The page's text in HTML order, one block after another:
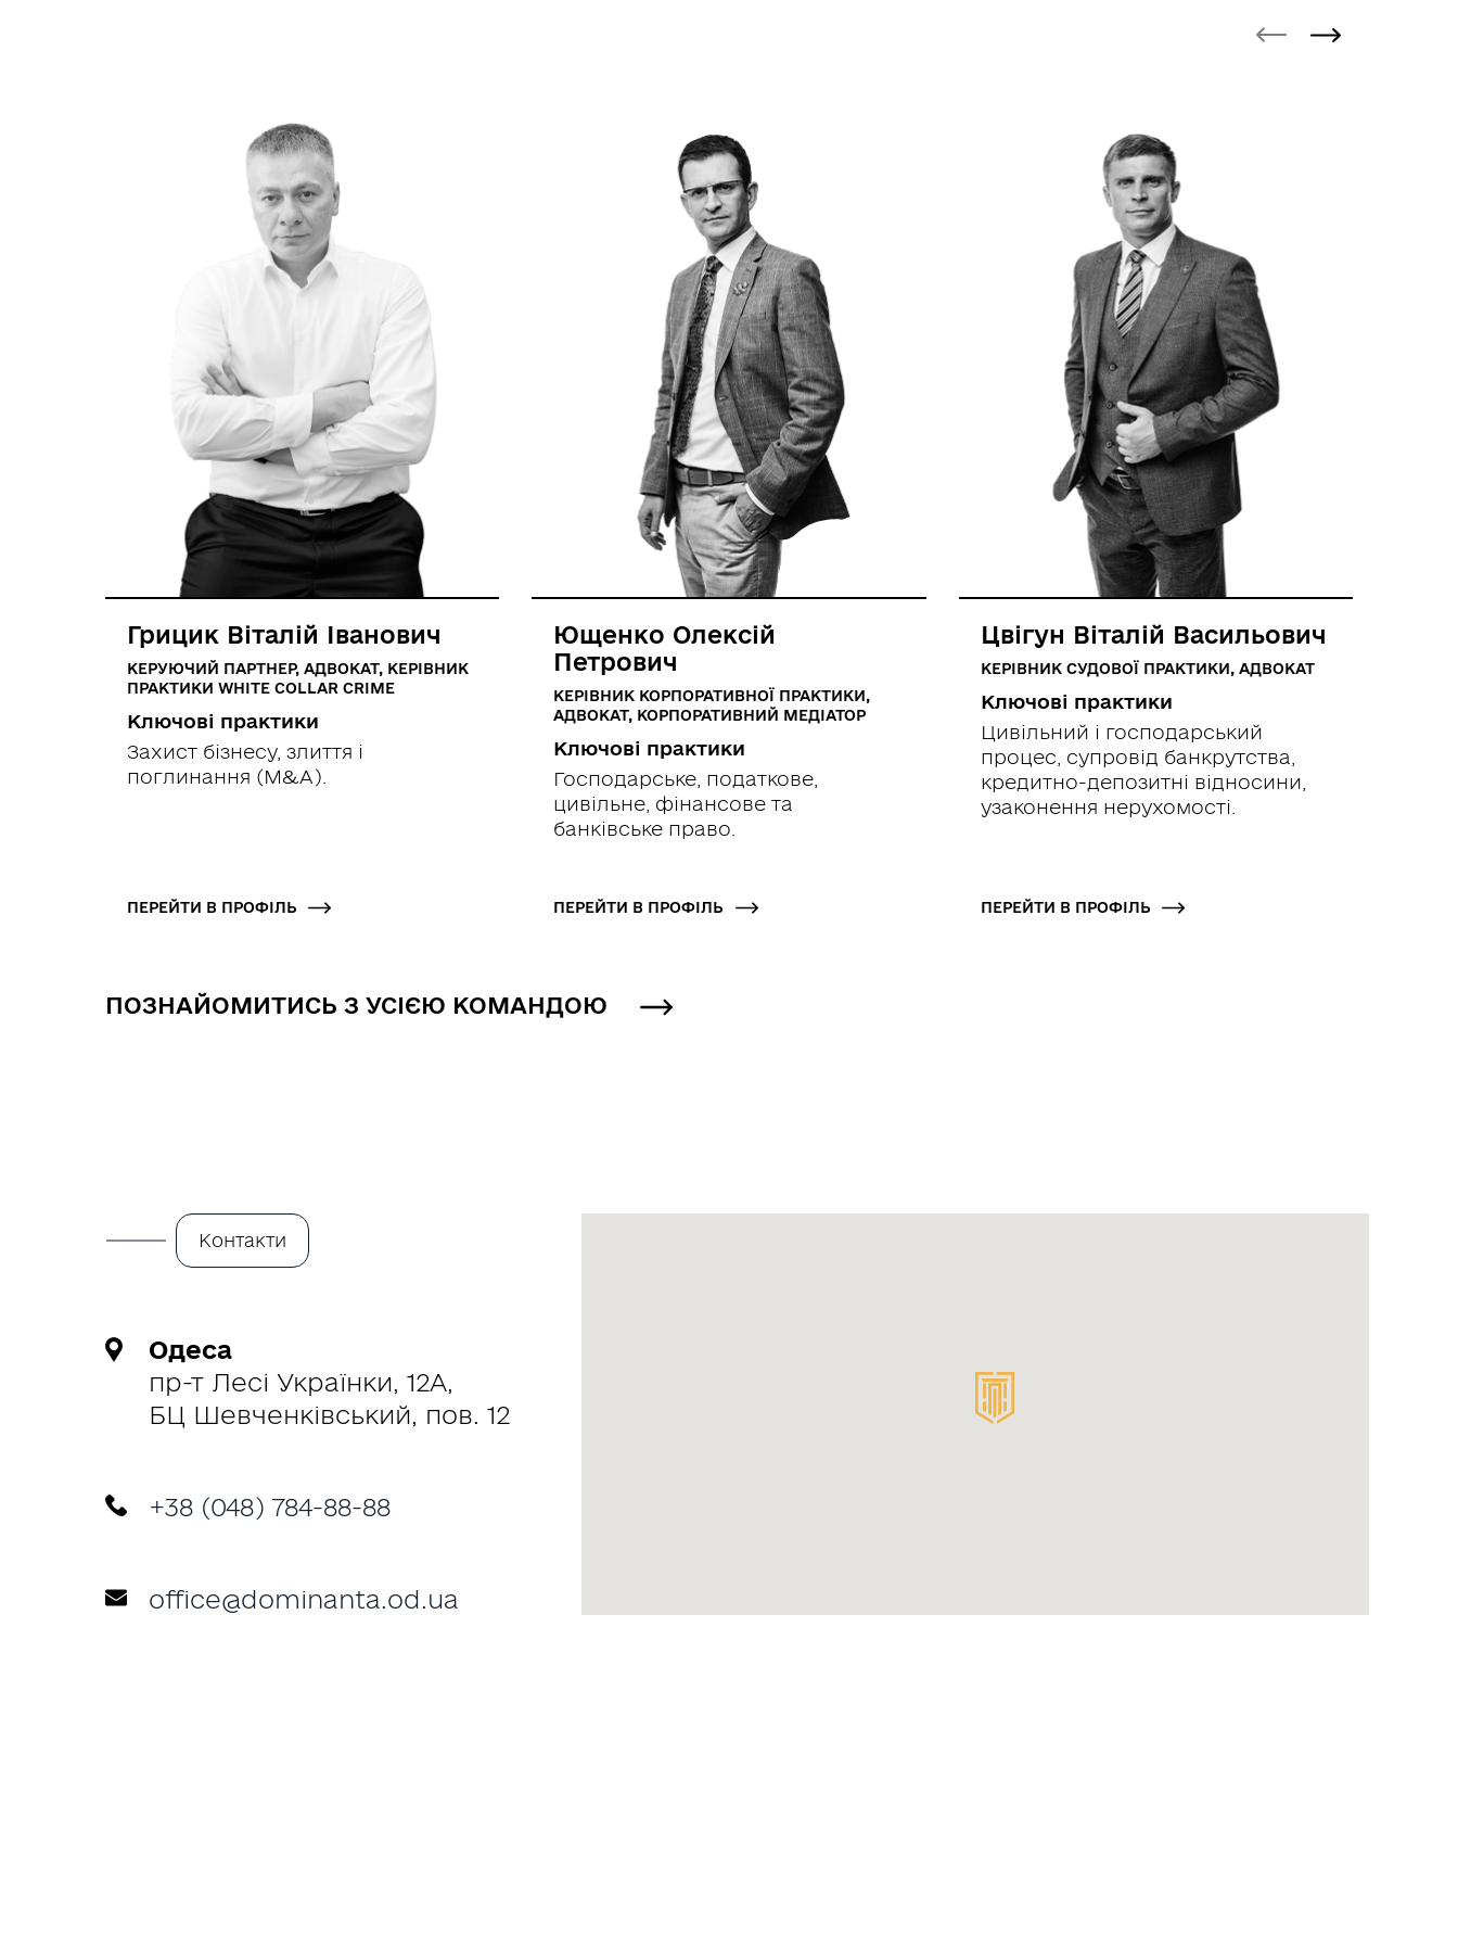
Грицик Віталій Іванович
КЕРУЮЧИЙ ПАРТНЕР, АДВОКАТ, КЕРІВНИК
ПРАКТИКИ WHITE COLLAR CRIME
Ключові практики
Захист бізнесу, злиття і
поглинання (M&A).
ПЕРЕЙТИ В ПРОФІЛЬ
Ющенко Олексій
Петрович
КЕРІВНИК КОРПОРАТИВНОЇ ПРАКТИКИ,
АДВОКАТ, КОРПОРАТИВНИЙ МЕДІАТОР
Ключові практики
Господарське, податкове,
цивільне, фінансове та
банківське право.
ПЕРЕЙТИ В ПРОФІЛЬ
Цвігун Віталій Васильович
КЕРІВНИК СУДОВОЇ ПРАКТИКИ, АДВОКАТ
Ключові практики
Цивільний і господарський
процес, супровід банкрутства,
кредитно-депозитні відносини,
узаконення нерухомості.
ПЕРЕЙТИ В ПРОФІЛЬ
ПОЗНАЙОМИТИСЬ З УСІЄЮ КОМАНДОЮ
Контакти
Одеса
пр-т Лесі Українки, 12А,
БЦ Шевченківський, пов. 12
+38 (048) 784-88-88
office@dominanta.od.ua